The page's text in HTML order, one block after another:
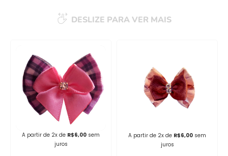
DESLIZE PARA VER MAIS
A partir de 2x de R$6,00 sem
juros
A partir de 2x de R$6,00 sem
juros
sucesso!
Voltar